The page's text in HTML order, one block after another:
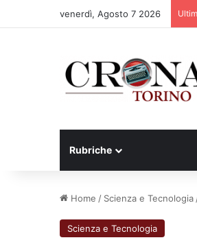
venerdì, Agosto 7 2026
Rubriche
Home / Scienza e Tecnologia
Scienza e Tecnologia